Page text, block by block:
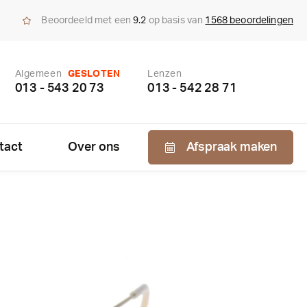
Beoordeeld met een9.2 op basis van 1568 beoordelingen
Algemeen GESLOTEN
013 - 543 20 73
Lenzen
013 - 542 28 71
Over ons Afspraak maken